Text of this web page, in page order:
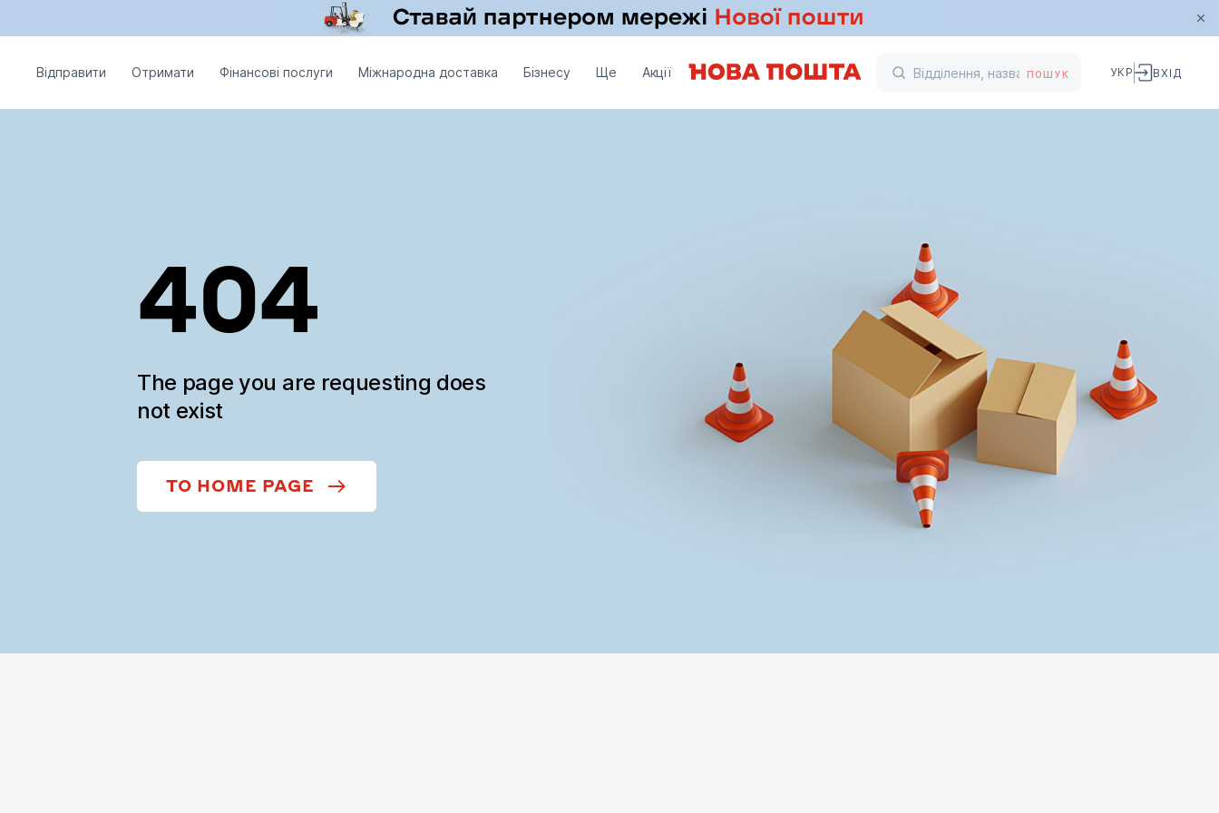
Відправити Отримати Фінансові послуги Міжнародна доставка Бізнесу Ще Акції ПОШУК УКР ВХІД
404
The page you are requesting does
not exist
TO HOME PAGE